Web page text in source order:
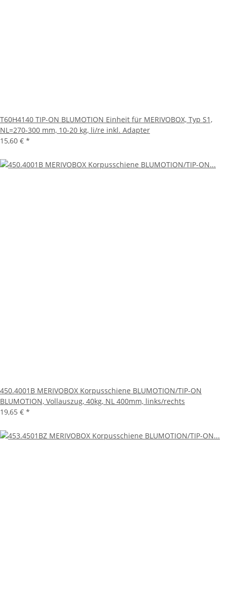
T60H4140 TIP-ON BLUMOTION Einheit für MERIVOBOX, Typ S1,
NL=270-300 mm, 10-20 kg, li/re inkl. Adapter
15,60 € *
450.4001B MERIVOBOX Korpusschiene BLUMOTION/TIP-ON
BLUMOTION, Vollauszug, 40kg, NL 400mm, links/rechts
19,65 € *